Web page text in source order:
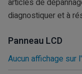
diagnostiquer et à
Panneau LCD
Aucun affichage sur